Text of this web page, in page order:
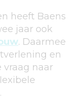
heeft Baens
jaar ook
. Daarmee
en
vraag naar